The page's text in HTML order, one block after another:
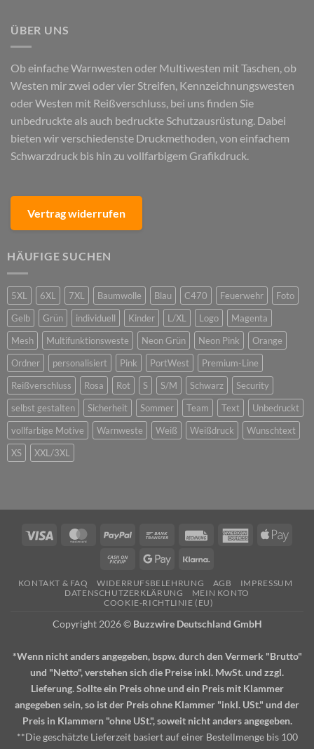
ÜBER UNS
Ob einfache Warnwesten oder Multiwesten mit Taschen, ob
Westen mir zwei oder vier Streifen, Kennzeichnungswesten
oder Westen mit Reißverschluss, bei uns finden Sie
unbedruckte als auch bedruckte Schutzausrüstung. Dabei
bieten wir verschiedenste Druckmethoden, von einfachem
Schwarzdruck bis hin zu vollfarbigem Grafikdruck.
Vertrag widerrufen
HÄUFIGE SUCHEN
5XL 6XL 7XL Baumwolle Blau C470 Feuerwehr
Foto
Gelb
Grün individuell Kinder L/XL Logo
Magenta
Mesh
Multifunktionsweste Neon Grün Neon Pink
Orange
Ordner
personalisiert Pink PortWest
Premium-Line
Reißverschluss
Rosa Rot S S/M Schwarz
Security
selbst gestalten
Sicherheit Sommer Team Text
Unbedruckt
vollfarbige Motive
Warnweste Weiß Weißdruck
Wunschtext
XS
XXL/3XL
Visa MasterCardPayPal
Bank
Rechung
AmericanApple
Cash
Pickup
Google
KONTAKT & FAQ WIDERRUFSBELEHRUNG AGB
IMPRESSUM
DATENSCHUTZERKLÄRUNG
MEIN KONTO
COOKIE-RICHTLINIE (EU)
Copyright 2026 © Buzzwire Deutschland GmbH
*Wenn nicht anders angegeben, bspw. durch den Vermerk "Brutto"
und "Netto", verstehen sich die Preise inkl. MwSt. und zzgl.
Lieferung. Sollte ein Preis ohne und ein Preis mit Klammer
angegeben sein, so ist der Preis ohne Klammer "inkl. USt." und der
Preis in Klammern "ohne USt.", soweit nicht anders angegeben.
**Die geschätzte Lieferzeit basiert auf einer Bestellmenge bis 100